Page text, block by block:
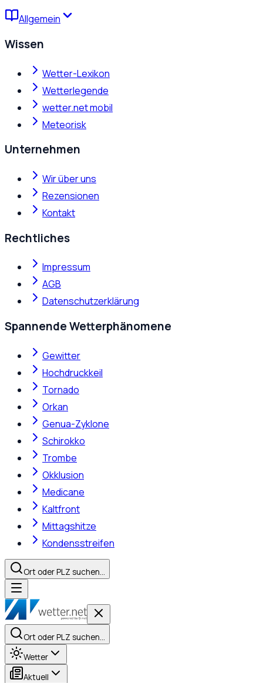
Allgemein
Wissen
Wetter-Lexikon
Wetterlegende
wetter.net mobil
Meteorisk
Unternehmen
Wir über uns
Rezensionen
Kontakt
Rechtliches
Impressum
AGB
Datenschutzerklärung
Spannende Wetterphänomene
Gewitter
Hochdruckkeil
Tornado
Orkan
Genua-Zyklone
Schirokko
Trombe
Okklusion
Medicane
Kaltfront
Mittagshitze
Kondensstreifen
Ort oder PLZ suchen…
Ort oder PLZ suchen…
Wetter
Aktuell